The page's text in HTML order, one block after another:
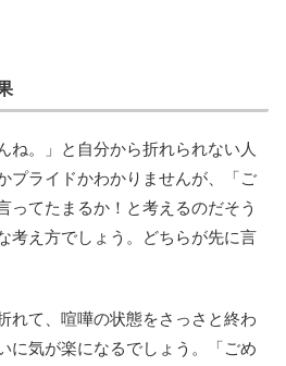
ね。」と自分から折れられない人
プライドかわかりませんが、「ご
ってたまるか！と考えるのだそう
考え方でしょう。どちらが先に言
れて、喧嘩の状態をさっさと終わ
に気が楽になるでしょう。「ごめ